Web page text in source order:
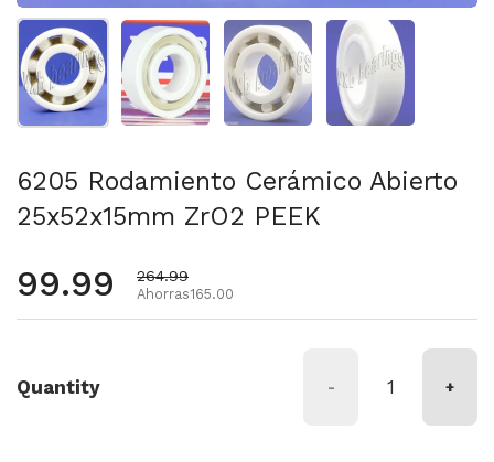
Mostrar diapositiva 1Mostrar diapositiva 2Mostrar diapositiva 3
Mostrar
6205 Rodamiento Cerámico Abierto
25x52x15mm ZrO2 PEEK
Precio habitual
99.99 Precio de oferta
264.99
Ahorras165.00
Quantity - +